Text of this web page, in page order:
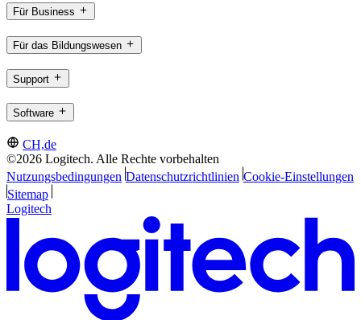
Für Business
Für das Bildungswesen
Support
Software
CH,de
©2026 Logitech. Alle Rechte vorbehalten
Nutzungsbedingungen Datenschutzrichtlinien Cookie-Einstellungen
Sitemap
Logitech